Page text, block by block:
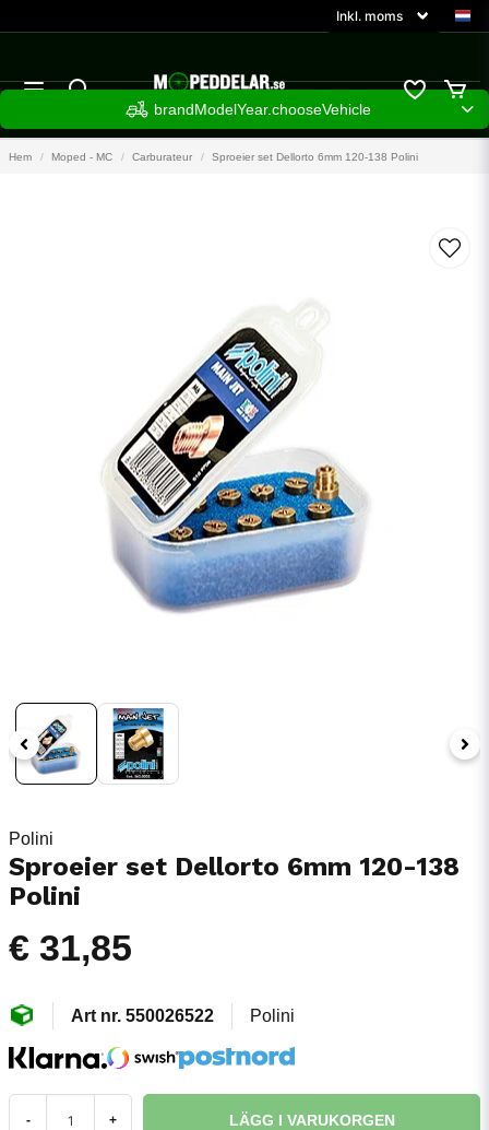
brandModelYear.chooseVehicle
Hem Moped - MC Carburateur Sproeier set Dellorto 6mm 120-138 Polini
Polini
Sproeier set Dellorto 6mm 120-138
Polini
€ 31,85
550026522 Polini
- + LÄGG I VARUKORGEN